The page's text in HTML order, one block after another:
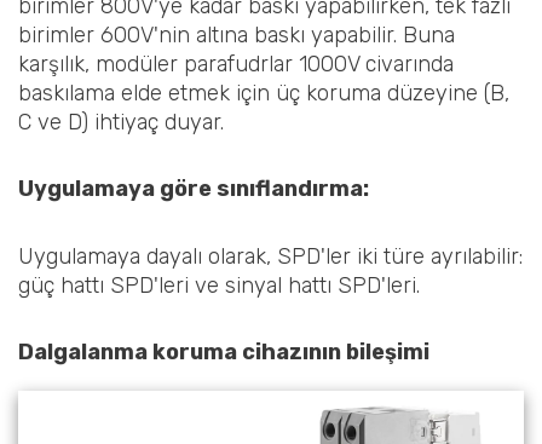
birimler 800V'ye kadar baskı yapabilirken, tek fazlı
birimler 600V'nin altına baskı yapabilir. Buna
karşılık, modüler parafudrlar 1000V civarında
baskılama elde etmek için üç koruma düzeyine (B,
C ve D) ihtiyaç duyar.
Uygulamaya göre sınıflandırma:
Uygulamaya dayalı olarak, SPD'ler iki türe ayrılabilir:
güç hattı SPD'leri ve sinyal hattı SPD'leri.
Dalgalanma koruma cihazının bileşimi